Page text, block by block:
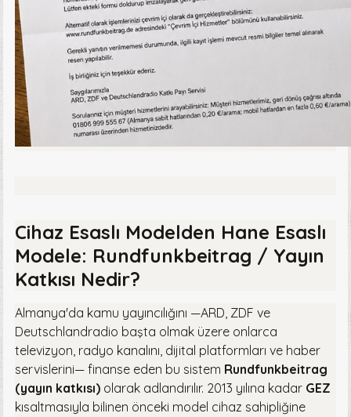
Cihaz Esaslı Modelden Hane Esaslı
Modele: Rundfunkbeitrag / Yayın
Katkısı Nedir?
Almanya'da kamu yayıncılığını —ARD, ZDF ve
Deutschlandradio başta olmak üzere onlarca
televizyon, radyo kanalını, dijital platformları ve haber
servislerini— finanse eden bu sistem Rundfunkbeitrag
(yayın katkısı) olarak adlandırılır. 2013 yılına kadar GEZ
kısaltmasıyla bilinen önceki model cihaz sahipliğine